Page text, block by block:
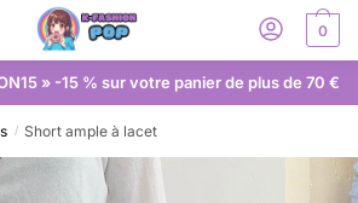
0
» -15 % sur votre panier de plus de 70 €
/ Short ample à lacet